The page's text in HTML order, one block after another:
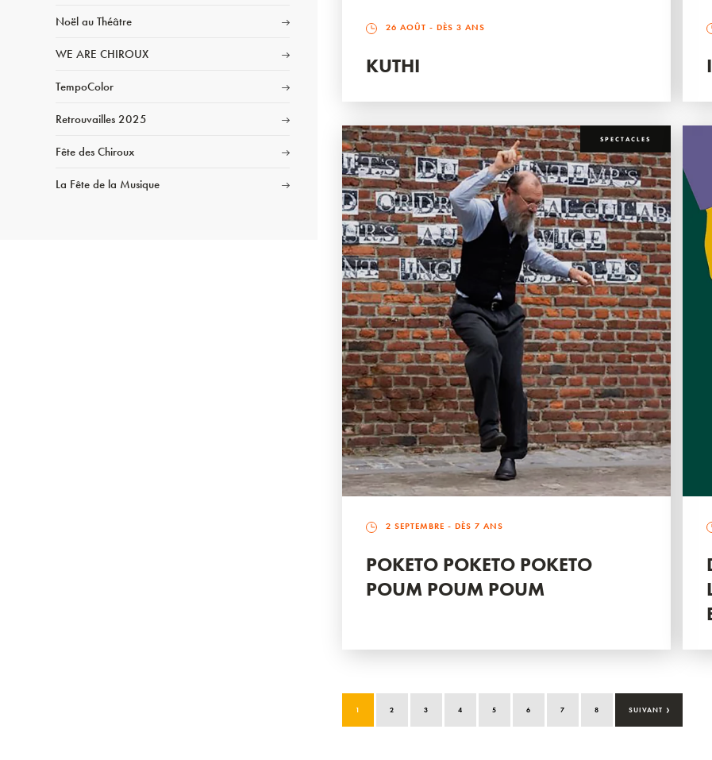
Noël au Théâtre
WE ARE CHIROUX
TempoColor
Retrouvailles 2025
Fête des Chiroux
La Fête de la Musique
26 AOÛT - DÈS 3 ANS
KUTHI
SPECTACLES
2 SEPTEMBRE - DÈS 7 ANS
POKETO POKETO POKETO
POUM POUM POUM
1 2 3 4 5 6 7 8 SUIVANT ›